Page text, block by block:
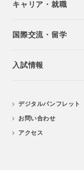
キャリア・就職
国際交流・留学
入試情報
デジタルパンフレット
お問い合わせ
アクセス